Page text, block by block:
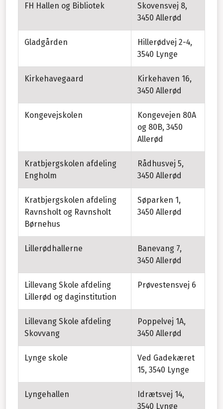
FH Hallen og Bibliotek
Skovensvej 8,
3450 Allerød
Gladgården
Hillerødvej 2-4,
3540 Lynge
Kirkehavegaard
Kirkehaven 16,
3450 Allerød
Kongevejskolen
Kongevejen 80A
og 80B, 3450
Allerød
Kratbjergskolen afdeling
Engholm
Rådhusvej 5,
3450 Allerød
Kratbjergskolen afdeling
Ravnsholt og Ravnsholt
Børnehus
Søparken 1,
3450 Allerød
Lillerødhallerne
Banevang 7,
3450 Allerød
Lillevang Skole afdeling
Lillerød og daginstitution
Prøvestensvej 6
Lillevang Skole afdeling
Skovvang
Poppelvej 1A,
3450 Allerød
Lynge skole
Ved Gadekæret
15, 3540 Lynge
Lyngehallen
Idrætsvej 14,
3540 Lynge